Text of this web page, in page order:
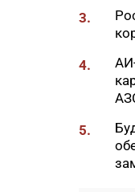
18:01
3.
4.
5.